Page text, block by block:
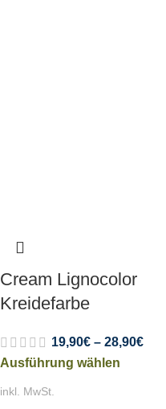
Cream Lignocolor
Kreidefarbe
19,90€– 28,90€
Ausführung wählen
inkl. MwSt.